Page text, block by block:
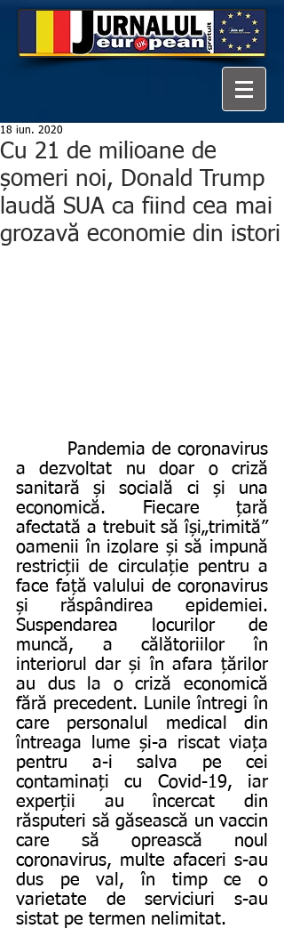
Cu 21 de milioane de
șomeri noi, Donald Trump
laudă SUA ca fiind cea mai
grozavă economie din istori
18 iun. 2020
a dezvoltat nu doar o criză
sanitară și socială ci și una
economică. Fiecare țară
afectată a trebuit să își„trimită”
oamenii în izolare și să impună
restricții de circulație pentru a
face față valului de coronavirus
și răspândirea epidemiei.
Suspendarea locurilor de
muncă, a călătoriilor în
interiorul dar și în afara țărilor
au dus la o criză economică
fără precedent. Lunile întregi în
care personalul medical din
întreaga lume și-a riscat viața
pentru a-i salva pe cei
contaminați cu Covid-19, iar
experții au încercat din
răsputeri să găsească un vaccin
care să oprească noul
coronavirus, multe afaceri s-au
dus pe val, în timp ce o
varietate de serviciuri s-au
sistat pe termen nelimitat.